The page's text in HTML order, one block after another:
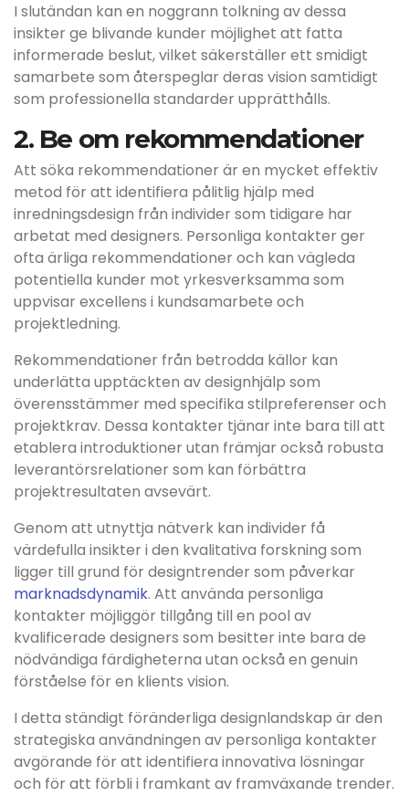
I slutändan kan en noggrann tolkning av dessa
insikter ge blivande kunder möjlighet att fatta
informerade beslut, vilket säkerställer ett smidigt
samarbete som återspeglar deras vision samtidigt
som professionella standarder upprätthålls.
2. Be om rekommendationer
Att söka rekommendationer är en mycket effektiv
metod för att identifiera pålitlig hjälp med
inredningsdesign från individer som tidigare har
arbetat med designers. Personliga kontakter ger
ofta ärliga rekommendationer och kan vägleda
potentiella kunder mot yrkesverksamma som
uppvisar excellens i kundsamarbete och
projektledning.
Rekommendationer från betrodda källor kan
underlätta upptäckten av designhjälp som
överensstämmer med specifika stilpreferenser och
projektkrav. Dessa kontakter tjänar inte bara till att
etablera introduktioner utan främjar också robusta
leverantörsrelationer som kan förbättra
projektresultaten avsevärt.
Genom att utnyttja nätverk kan individer få
värdefulla insikter i den kvalitativa forskning som
ligger till grund för designtrender som påverkar
marknadsdynamik. Att använda personliga
kontakter möjliggör tillgång till en pool av
kvalificerade designers som besitter inte bara de
nödvändiga färdigheterna utan också en genuin
förståelse för en klients vision.
I detta ständigt föränderliga designlandskap är den
strategiska användningen av personliga kontakter
avgörande för att identifiera innovativa lösningar
och för att förbli i framkant av framväxande trender.